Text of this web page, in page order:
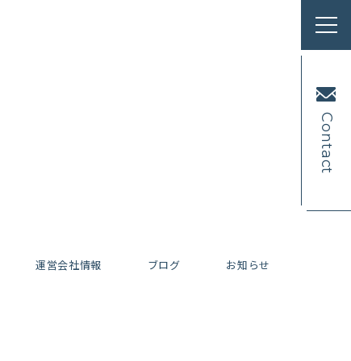
運営会社情報 ブログ お知らせ
Contact